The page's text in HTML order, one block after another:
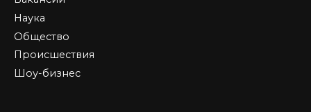
Наука
Общество
Происшествия
Шоу-бизнес